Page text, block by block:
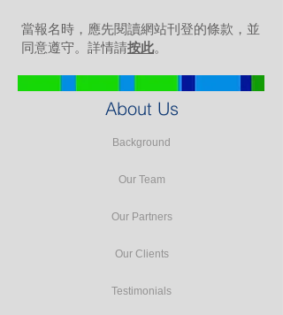
當報名時，應先閱讀網站刊登的條款，並
同意遵守。詳情請按此。
About Us
Background
Our Team
Our Partners
Our Clients
Testimonials